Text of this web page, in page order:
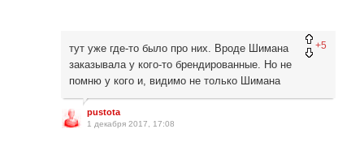
+5
тут уже где-то было про них. Вроде Шимана
заказывала у кого-то брендированные. Но не
помню у кого и, видимо не только Шимана
pustota
1 декабря 2017, 17:08